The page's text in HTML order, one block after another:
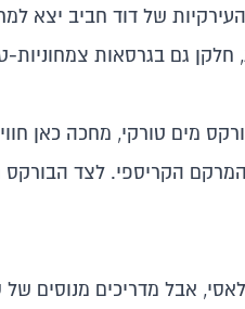
של דוד חביב יצא
גם בגרסאות צמחוניות-
מים טורקי, מחכה כאן
הקריספי. לצד הבורקס
אבל מדריכים מנוסים